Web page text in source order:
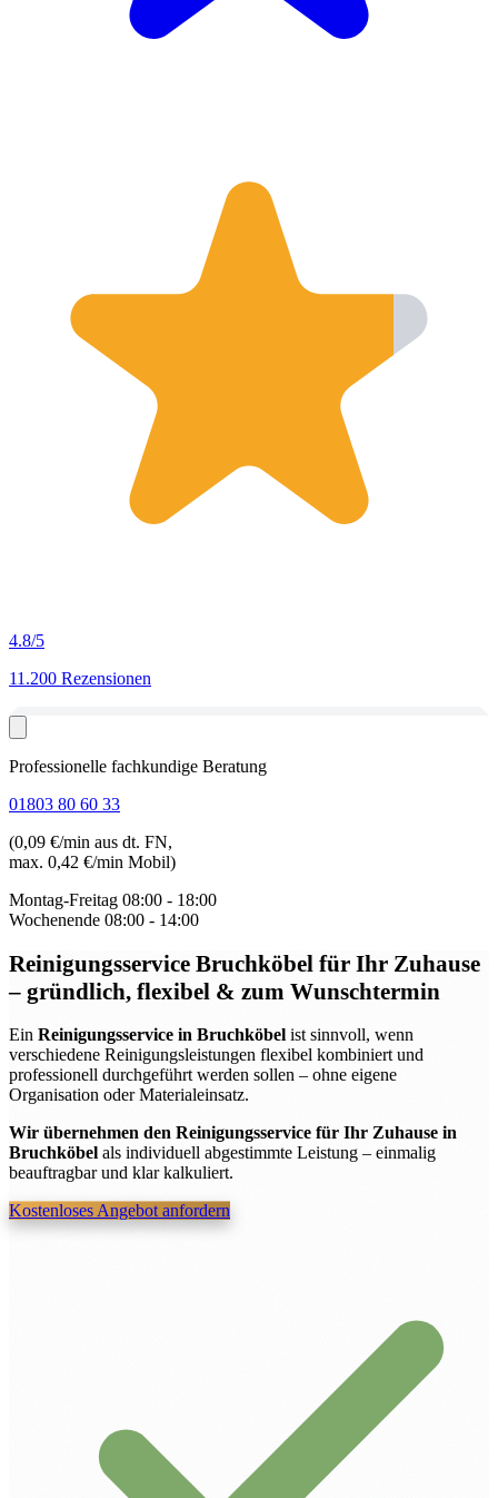
4.8/5
11.200 Rezensionen
Professionelle fachkundige Beratung
01803 80 60 33
(0,09 €/min aus dt. FN,
max. 0,42 €/min Mobil)
Montag-Freitag 08:00 - 18:00
Wochenende 08:00 - 14:00
Reinigungsservice Bruchköbel für Ihr Zuhause
– gründlich, flexibel & zum Wunschtermin
Ein Reinigungsservice in Bruchköbel ist sinnvoll, wenn
verschiedene Reinigungsleistungen flexibel kombiniert und
professionell durchgeführt werden sollen – ohne eigene
Organisation oder Materialeinsatz.
Wir übernehmen den Reinigungsservice für Ihr Zuhause in
Bruchköbel als individuell abgestimmte Leistung – einmalig
beauftragbar und klar kalkuliert.
Kostenloses Angebot anfordern